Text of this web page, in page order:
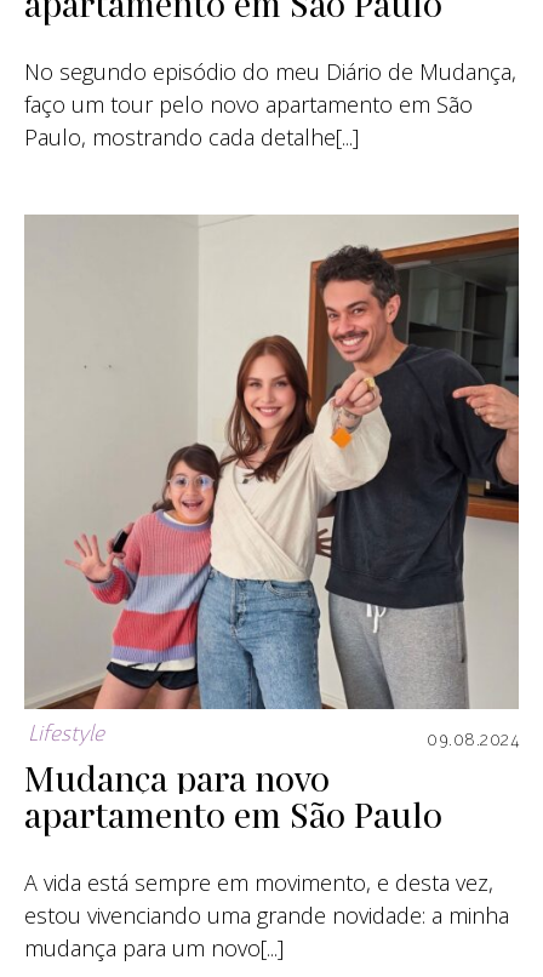
No segundo episódio do meu Diário de Mudança,
faço um tour pelo novo apartamento em São
Paulo, mostrando cada detalhe[...]
Lifestyle 09.08.2024
Mudança para novo
apartamento em São Paulo
A vida está sempre em movimento, e desta vez,
estou vivenciando uma grande novidade: a minha
mudança para um novo[...]